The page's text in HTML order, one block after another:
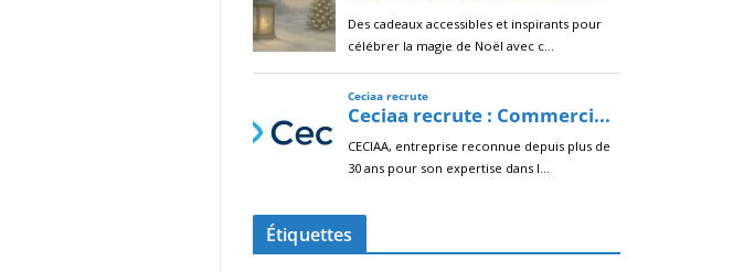
Étiquettes